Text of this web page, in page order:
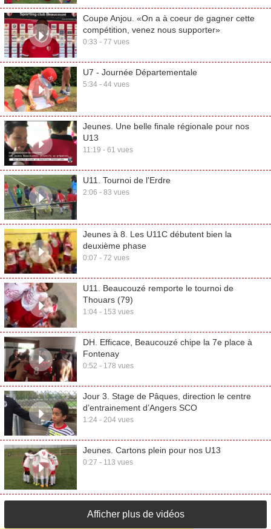
Coupe Anjou. «On a à coeur de gagner cette
compétition, venez nous supporter»
0:33 - 77 vues
U7 - Journée Départementale
5:34 - 44 vues
Jeunes. Une belle finale régionale pour nos
U13
11:19 - 61 vues
U11. Tournoi de l'Erdre
2:06 - 83 vues
Jeunes à 8. Les U11C débutent bien la
deuxième phase
0:07 - 72 vues
U11. Beaucouzé remporte le tournoi de
Thouars (79)
1:04 - 153 vues
DH. Efficace, Beaucouzé chipe la 7e place à
Fontenay
0:52 - 178 vues
Jour 3. Stage de Pâques, direction le centre
d’entrainement d’Angers SCO
1:24 - 204 vues
Jeunes. Cartons plein pour nos U13
0:27 - 113 vues
Afficher plus de vidéos